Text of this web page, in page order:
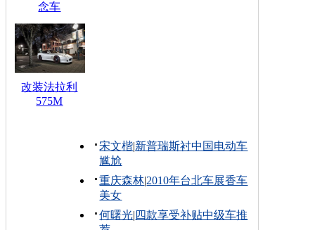
念车
改装法拉利
575M
宋文楷|新普瑞斯衬中国电动车
尴尬
重庆森林|2010年台北车展香车
美女
何曙光| 四款享受补贴中级车推